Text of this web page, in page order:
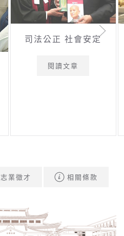
司法公正 社會安定
閱讀文章
志業徵才 相關條款